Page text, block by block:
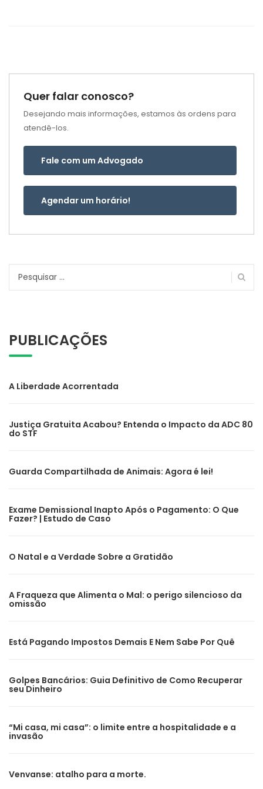
Quer falar conosco?
Desejando mais informações, estamos às ordens para
atendê-los.
Fale com um Advogado
Agendar um horário!
Pesquisar
PUBLICAÇÕES
A Liberdade Acorrentada
Justiça Gratuita Acabou? Entenda o Impacto da ADC 80
do STF
Guarda Compartilhada de Animais: Agora é lei!
Exame Demissional Inapto Após o Pagamento: O Que
Fazer? | Estudo de Caso
O Natal e a Verdade Sobre a Gratidão
A Fraqueza que Alimenta o Mal: o perigo silencioso da
omissão
Está Pagando Impostos Demais E Nem Sabe Por Quê
Golpes Bancários: Guia Definitivo de Como Recuperar
seu Dinheiro
“Mi casa, mi casa”: o limite entre a hospitalidade e a
invasão
Venvanse: atalho para a morte.